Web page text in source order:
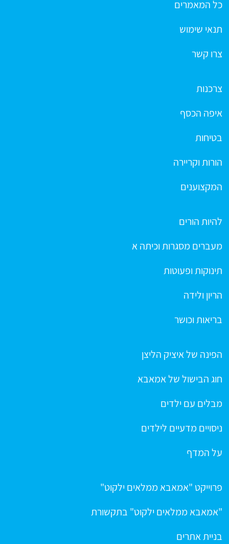
כל המאמרים
תנאי שימוש
צרו קשר
צרכנות
איפה הכסף
בטיחות
הורות וקריירה
המקצוענים
להיות הורים
מעברים מסגרות וכיתה א
תינוקות ופעוטות
הריון ולידה
בריאות וכושר
הפינה של איציק הליצן
חוג הבישול של אמאבא
מבלים עם ילדים
ניסויים מדעיים לילדים
על המדף
פרוייקט "אמאבא ממלאים ילקוט"
"אמאבא ממלאים ילקוט" בתקשורת
בניית אתרים